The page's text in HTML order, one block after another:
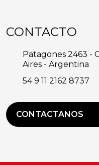
CONTACTO
Patagones 2463 -
Aires - Argentina
54 9 11 2162 8737
CONTACTANOS